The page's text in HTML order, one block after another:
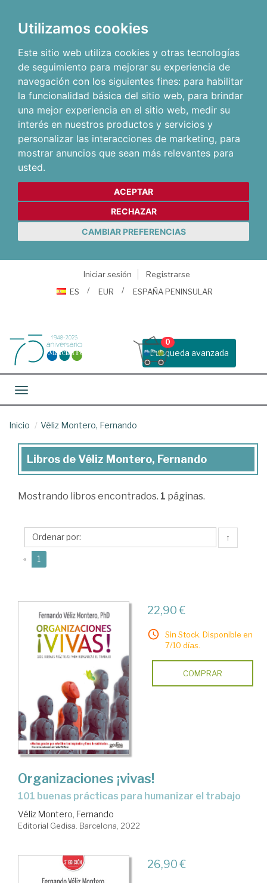
Utilizamos cookies
Este sitio web utiliza cookies y otras tecnologías
de seguimiento para mejorar su experiencia de
navegación con los siguientes fines: para habilitar
la funcionalidad básica del sitio web, para brindar
una mejor experiencia en el sitio web, medir su
interés en nuestros productos y servicios y
personalizar las interacciones de marketing, para
mostrar anuncios que sean más relevantes para
usted.
ACEPTAR
RECHAZAR
CAMBIAR PREFERENCIAS
Iniciar sesión
Registrarse
ES
EUR ESPAÑA PENINSULAR
Busqueda avanzada
0
Toggle navigation
Inicio Véliz Montero, Fernando
Libros
Véliz
Fernando
Libros de Véliz Montero, Fernando
Mostrando libros encontrados. 1 páginas.
↑
« 1
22,90 €
Sin Stock. Disponible en
7/10 días.
COMPRAR
Organizaciones ¡vivas!
101 buenas prácticas para humanizar el trabajo
Véliz Montero, Fernando
Editorial Gedisa. Barcelona, 2022
26,90 €